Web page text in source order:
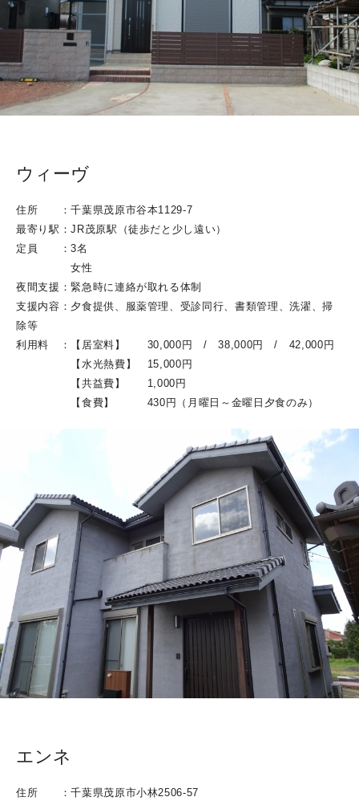
ウィーヴ
住所 ：千葉県茂原市谷本1129-7
最寄り駅：JR茂原駅（徒歩だと少し遠い）
定員 ：3名
女性
夜間支援：緊急時に連絡が取れる体制
支援内容：夕食提供、服薬管理、受診同行、書類管理、洗濯、掃
除等
利用料 ：【居室料】 30,000円 / 38,000円 / 42,000円
【水光熱費】 15,000円
【共益費】 1,000円
【食費】 430円（月曜日～金曜日夕食のみ）
エンネ
住所 ：千葉県茂原市小林2506-57